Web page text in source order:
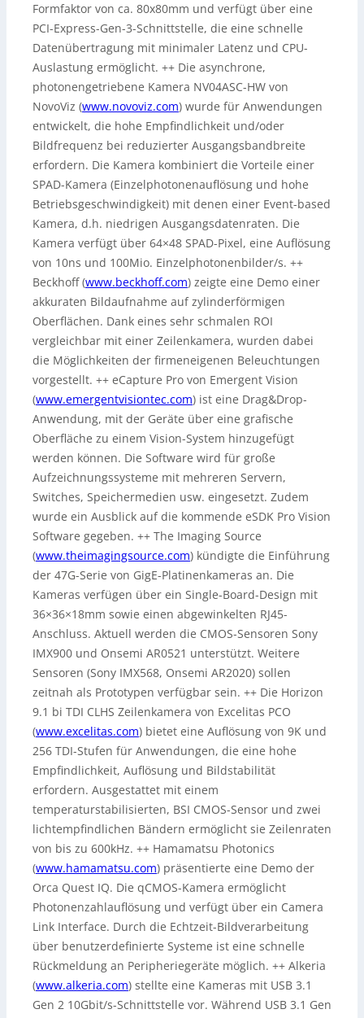
Formfaktor von ca. 80x80mm und verfügt über eine
PCI-Express-Gen-3-Schnittstelle, die eine schnelle
Datenübertragung mit minimaler Latenz und CPU-
Auslastung ermöglicht. ++ Die asynchrone,
photonengetriebene Kamera NV04ASC-HW von
NovoViz (www.novoviz.com) wurde für Anwendungen
entwickelt, die hohe Empfindlichkeit und/oder
Bildfrequenz bei reduzierter Ausgangsbandbreite
erfordern. Die Kamera kombiniert die Vorteile einer
SPAD-Kamera (Einzelphotonenauflösung und hohe
Betriebsgeschwindigkeit) mit denen einer Event-based
Kamera, d.h. niedrigen Ausgangsdatenraten. Die
Kamera verfügt über 64×48 SPAD-Pixel, eine Auflösung
von 10ns und 100Mio. Einzelphotonenbilder/s. ++
Beckhoff (www.beckhoff.com) zeigte eine Demo einer
akkuraten Bildaufnahme auf zylinderförmigen
Oberflächen. Dank eines sehr schmalen ROI
vergleichbar mit einer Zeilenkamera, wurden dabei
die Möglichkeiten der firmeneigenen Beleuchtungen
vorgestellt. ++ eCapture Pro von Emergent Vision
(www.emergentvisiontec.com) ist eine Drag&Drop-
Anwendung, mit der Geräte über eine grafische
Oberfläche zu einem Vision-System hinzugefügt
werden können. Die Software wird für große
Aufzeichnungssysteme mit mehreren Servern,
Switches, Speichermedien usw. eingesetzt. Zudem
wurde ein Ausblick auf die kommende eSDK Pro Vision
Software gegeben. ++ The Imaging Source
(www.theimagingsource.com) kündigte die Einführung
der 47G-Serie von GigE-Platinenkameras an. Die
Kameras verfügen über ein Single-Board-Design mit
36×36×18mm sowie einen abgewinkelten RJ45-
Anschluss. Aktuell werden die CMOS-Sensoren Sony
IMX900 und Onsemi AR0521 unterstützt. Weitere
Sensoren (Sony IMX568, Onsemi AR2020) sollen
zeitnah als Prototypen verfügbar sein. ++ Die Horizon
9.1 bi TDI CLHS Zeilenkamera von Excelitas PCO
(www.excelitas.com) bietet eine Auflösung von 9K und
256 TDI-Stufen für Anwendungen, die eine hohe
Empfindlichkeit, Auflösung und Bildstabilität
erfordern. Ausgestattet mit einem
temperaturstabilisierten, BSI CMOS-Sensor und zwei
lichtempfindlichen Bändern ermöglicht sie Zeilenraten
von bis zu 600kHz. ++ Hamamatsu Photonics
(www.hamamatsu.com) präsentierte eine Demo der
Orca Quest IQ. Die qCMOS-Kamera ermöglicht
Photonenzahlauflösung und verfügt über ein Camera
Link Interface. Durch die Echtzeit-Bildverarbeitung
über benutzerdefinierte Systeme ist eine schnelle
Rückmeldung an Peripheriegeräte möglich. ++ Alkeria
(www.alkeria.com) stellte eine Kameras mit USB 3.1
Gen 2 10Gbit/s-Schnittstelle vor. Während USB 3.1 Gen